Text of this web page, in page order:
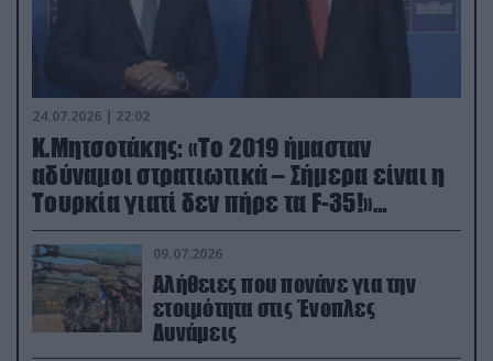
24.07.2026 | 22:02
Κ.Μητσοτάκης: «Το 2019 ήμασταν
αδύναμοι στρατιωτικά – Σήμερα είναι η
Τουρκία γιατί δεν πήρε τα F-35!»
(βίντεο)
09.07.2026
Αλήθειες που πονάνε για την
ετοιμότητα στις Ένοπλες
Δυνάμεις